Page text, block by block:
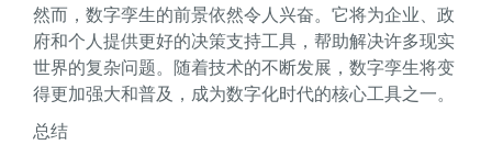
然而，数字孪生的前景依然令人兴奋。它将为企业、政
府和个人提供更好的决策支持工具，帮助解决许多现实
世界的复杂问题。随着技术的不断发展，数字孪生将变
得更加强大和普及，成为数字化时代的核心工具之一。
总结